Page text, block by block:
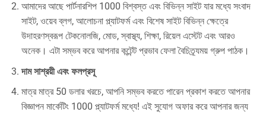
আমাদের আছে পার্টনারশিপ 1000 বিশ্বস্ত এবং বিভিন্ন সাইট যার মধ্যে সংবাদ
সাইট, ওয়েব ব্লগ, আলোচনা প্ল্যাটফর্ম এবং বিশেষ সাইট বিভিন্ন ক্ষেত্রে
উদাহরণস্বরূপ টেকনোলজি, মোড, স্বাস্থ্য, শিক্ষা, রিয়েল এস্টেট এবং আরও
অনেক। এটা সম্ভব করে আপনার কন্টেন্ট প্রভাব ফেলা বৈচিত্র্যময় গ্রুপ পাঠক।
দাম সাশ্রয়ী এবং ফলপ্রসূ
মাত্র মাত্র 50 ডলার খরচে, আপনি সম্ভব করতে পারেন প্রকাশ করতে আপনার
বিজ্ঞাপন মার্কেটিং 1000 প্ল্যাটফর্ম মধ্যে! এই সুযোগ অফার করে আপনার জন্য